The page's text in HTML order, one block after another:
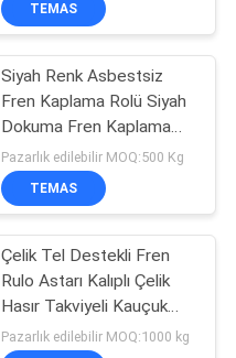
TEMAS
Siyah Renk Asbestsiz
Fren Kaplama Rolü Siyah
Dokuma Fren Kaplama
Rolü Karanlık Fren
Pazarlık edilebilir MOQ:500 Kg
TEMAS
Çelik Tel Destekli Fren
Rulo Astarı Kalıplı Çelik
Hasır Takviyeli Kauçuk
Malzeme
Pazarlık edilebilir MOQ:1000 kg